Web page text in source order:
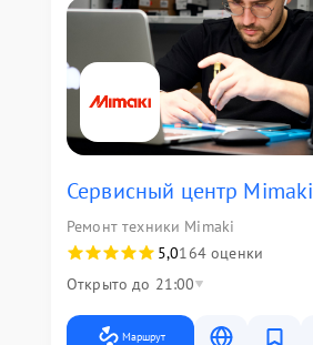
Сервисный центр Mimaki
Ремонт техники Mimaki
5,0164 оценки
Открыто до 21:00
Маршрут